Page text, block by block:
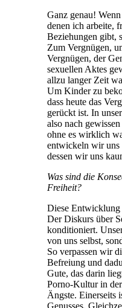
Ganz genau!
denen ich arbeite,
Beziehungen gibt,
Zum Vergnügen,
Vergnügen, der
sexuellen Aktes
allzu langer Zeit
Um Kinder zu
dass heute das
gerückt ist. In
also nach
ohne es wirklich
entwickeln wir uns
dessen wir uns
Was sind die
Freiheit?
Diese Entwicklung
Der Diskurs über
konditioniert.
von uns selbst,
So verpassen wir
Befreiung und
Gute, das darin
Porno-Kultur in
Ängste. Einerseits
Genusses.